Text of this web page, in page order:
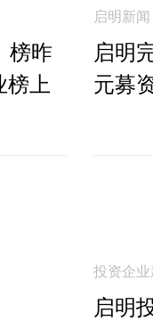
榜昨
榜上
启明新闻
启明
元募
投资企业
启明